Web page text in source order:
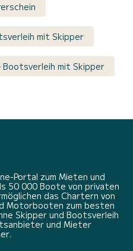
mit Skipper
Bootsverleih mit Skipper
Portal zum Mieten und
50 000 Boote von privaten
das Chartern von
Motorbooten zum besten
Skipper und Bootsverleih
und Mieter